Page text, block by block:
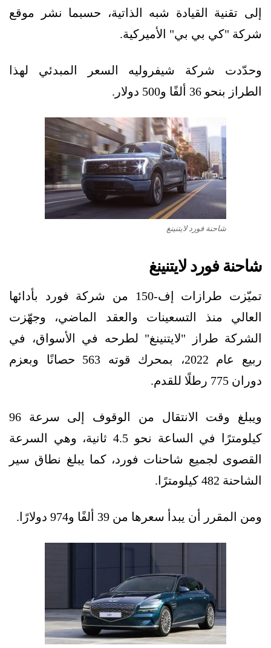
إلى تقنية القيادة شبه الذاتية، حسبما نشر موقع
شركة "كي بي بي" الأميركية.
وحدّدت شركة شيفروليه السعر المبدئي لهذا
الطراز بنحو 36 ألفًا و500 دولار.
شاحنة فورد لايتنينغ
شاحنة فورد لايتنينغ
تميّزت طرازات إف-150 من شركة فورد بأدائها
العالي منذ التسعينات والعقد الماضي، وجهّزت
الشركة طراز "لايتنينغ" لطرحه في الأسواق، في
ربيع عام 2022، بمحرك قوته 563 حصانًا وبعزم
دوران 775 رطلًا للقدم.
ويبلغ وقت الانتقال من الوقوف إلى سرعة 96
كيلومترًا في الساعة نحو 4.5 ثانية، وهي السرعة
القصوى لجميع شاحنات فورد، كما يبلغ نطاق سير
الشاحنة 482 كيلومترًا.
ومن المقرر أن يبدأ سعرها من 39 ألفًا و974 دولارًا.